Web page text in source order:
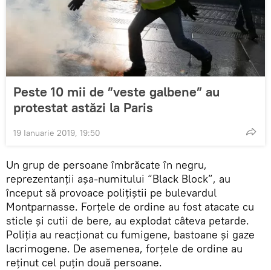
Peste 10 mii de ”veste galbene” au
protestat astăzi la Paris
19 Ianuarie 2019, 19:50
Un grup de persoane îmbrăcate în negru,
reprezentanții așa-numitului “Black Block”, au
început să provoace polițiștii pe bulevardul
Montparnasse. Forțele de ordine au fost atacate cu
sticle și cutii de bere, au explodat câteva petarde.
Poliția au reacționat cu fumigene, bastoane și gaze
lacrimogene. De asemenea, forțele de ordine au
reținut cel puțin două persoane.